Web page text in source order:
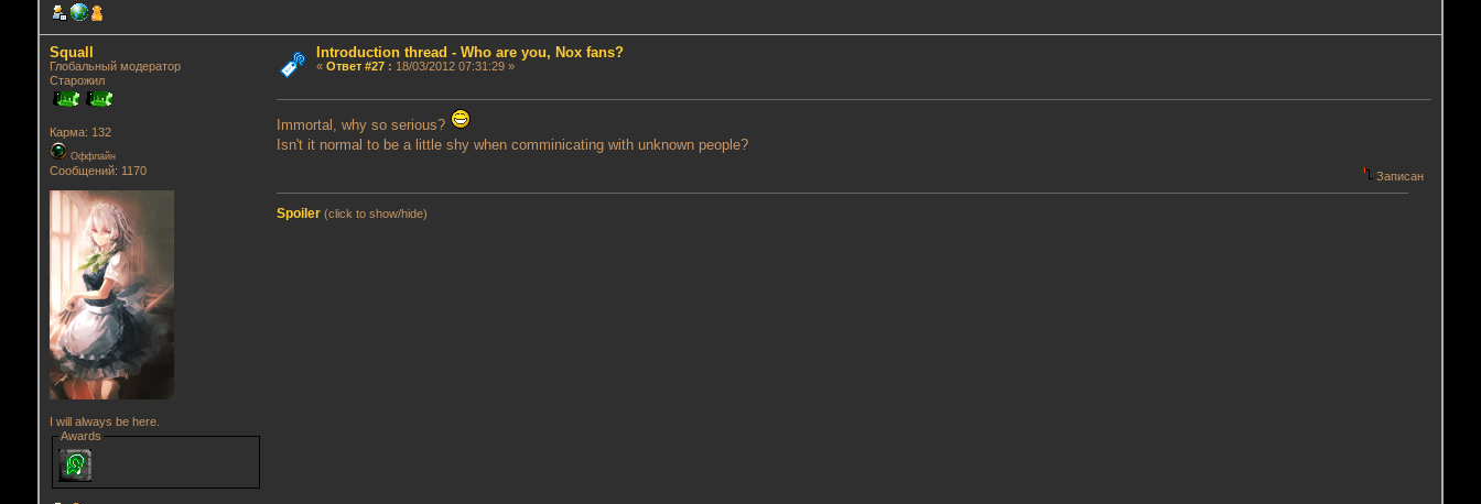
Squall
Глобальный модератор
Старожил
Карма: 132
Оффлайн
Сообщений: 1170
I will always be here.
Awards
Introduction thread - Who are you, Nox fans?
« Ответ #27: 18/03/2012 07:31:29 »
Immortal, why so serious?
Isn't it normal to be a little shy when comminicating with unknown people?
Записан
Spoiler (click to show/hide)